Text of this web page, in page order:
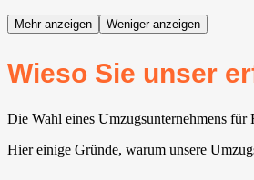
Mehr anzeigen Weniger anzeigen
Wieso Sie unser
Die Wahl eines Umzugsunternehmens
Hier einige Gründe, warum unsere